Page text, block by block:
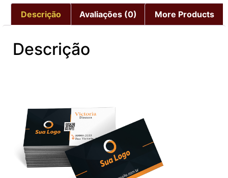
Descrição Avaliações (0) More Products
Descrição